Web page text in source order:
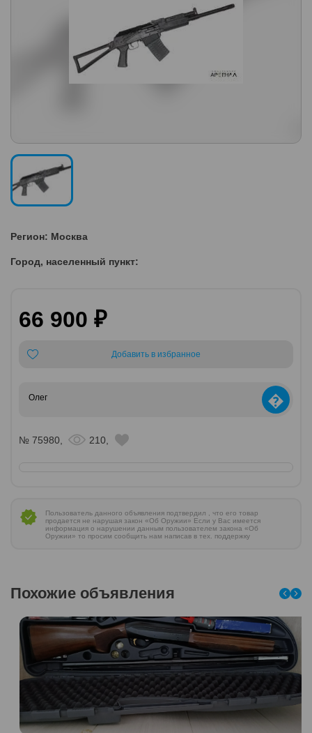
Регион: Москва
Город, населенный пункт:
66 900 ₽
Добавить в избранное
Олег �
№ 75980, 210,
Пользователь данного объявления подтвердил , что его товар
продается не нарушая закон «Об Оружии» Если у Вас имеется
информация о нарушении данным пользователем закона «Об
Оружии» то просим сообщить нам написав в тех. поддержку
Похожие объявления